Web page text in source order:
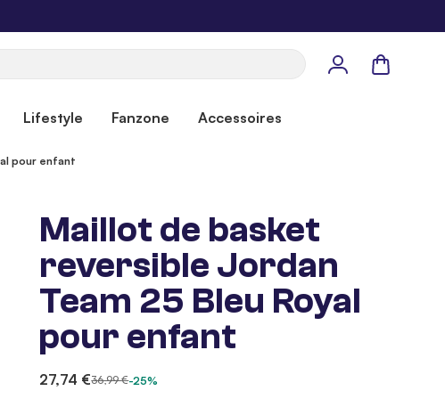
Panier
Lifestyle Fanzone Accessoires
pour enfant
Maillot de basket
reversible Jordan
Team 25 Bleu Royal
pour enfant
27,74 €36,99 €-25%